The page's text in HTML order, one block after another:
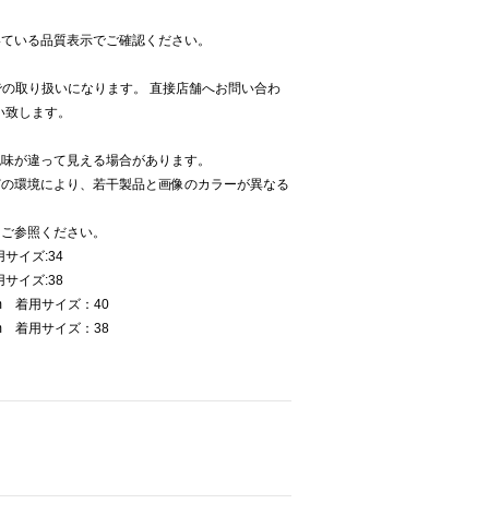
いる品質表示でご確認ください。
取り扱いになります。 直接店舗へお問い合わ
します。
が違って見える場合があります。
環境により、若干製品と画像のカラーが異なる
参照ください。
サイズ:34
サイズ:38
着用サイズ：40
着用サイズ：38